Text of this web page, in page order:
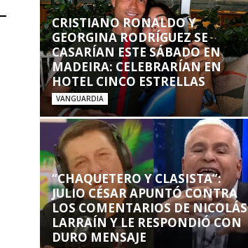
CRISTIANO RONALDO Y
GEORGINA RODRÍGUEZ SE
CASARÍAN ESTE SÁBADO EN
MADEIRA: CELEBRARÍAN EN
HOTEL CINCO ESTRELLAS
VANGUARDIA
“CHAQUETERO Y CLASISTA”:
JULIO CÉSAR APUNTÓ CONTRA
LOS COMENTARIOS DE NICOLÁS
LARRAÍN Y LE RESPONDIÓ CON
DURO MENSAJE